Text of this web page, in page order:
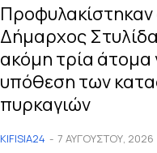
Προφυλακίστηκαν
Δήμαρχος
ακόμη τρία άτομα
υπόθεση των
πυρκαγιών
KIFISIA24 - 7 ΑΥΓΟΎΣΤΟΥ, 2026